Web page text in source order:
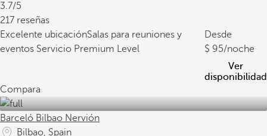
3.7/5
217 reseñas
Excelente ubicaciónSalas para reuniones y
eventos Servicio Premium Level
Desde
95/noche
Ver
disponibilidad
Compara
Barceló Bilbao Nervión
Bilbao, Spain